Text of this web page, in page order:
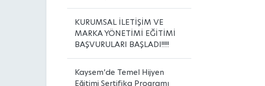
KURUMSAL İLETİŞİM VE
MARKA YÖNETİMİ EĞİTİMİ
BAŞVURULARI BAŞLADI!!!!!
Kaysem’de Temel Hijyen
Eğitimi Sertifika Programı